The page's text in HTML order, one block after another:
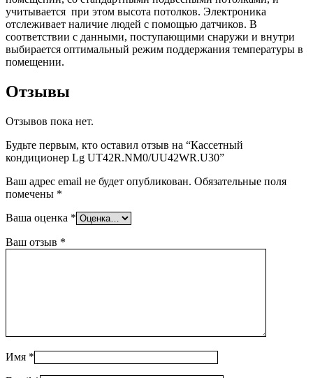
учитывается при этом высота потолков. Электроника
отслеживает наличие людей с помощью датчиков. В
соответствии с данными, поступающими снаружи и внутри
выбирается оптимальный режим поддержания температуры в
помещении.
Отзывы
Отзывов пока нет.
Будьте первым, кто оставил отзыв на “Кассетный
кондиционер Lg UT42R.NM0/UU42WR.U30”
Ваш адрес email не будет опубликован. Обязательные поля
помечены *
Ваша оценка *
Ваш отзыв *
Имя *